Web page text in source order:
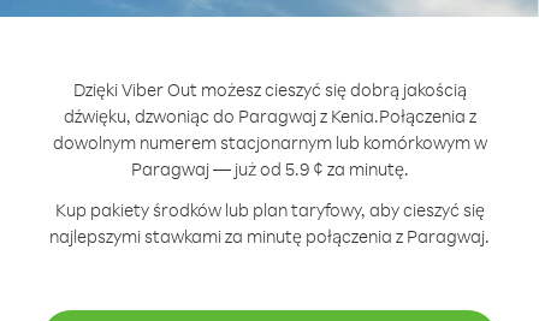
Dzięki Viber Out możesz cieszyć się dobrą jakością
dźwięku, dzwoniąc do Paragwaj z Kenia.Połączenia z
dowolnym numerem stacjonarnym lub komórkowym w
Paragwaj — już od 5.9 ¢ za minutę.
Kup pakiety środków lub plan taryfowy, aby cieszyć się
najlepszymi stawkami za minutę połączenia z Paragwaj.